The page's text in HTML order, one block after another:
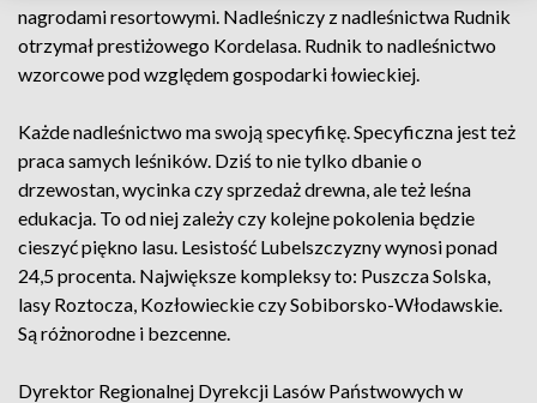
nagrodami resortowymi. Nadleśniczy z nadleśnictwa Rudnik
otrzymał prestiżowego Kordelasa. Rudnik to nadleśnictwo
wzorcowe pod względem gospodarki łowieckiej.
Każde nadleśnictwo ma swoją specyfikę. Specyficzna jest też
praca samych leśników. Dziś to nie tylko dbanie o
drzewostan, wycinka czy sprzedaż drewna, ale też leśna
edukacja. To od niej zależy czy kolejne pokolenia będzie
cieszyć piękno lasu. Lesistość Lubelszczyzny wynosi ponad
24,5 procenta. Największe kompleksy to: Puszcza Solska,
lasy Roztocza, Kozłowieckie czy Sobiborsko-Włodawskie.
Są różnorodne i bezcenne.
Dyrektor Regionalnej Dyrekcji Lasów Państwowych w